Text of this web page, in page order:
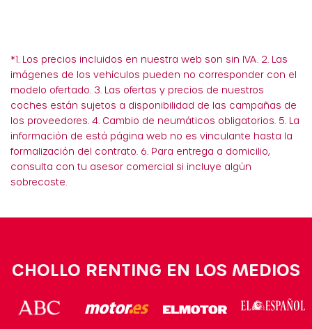
*1. Los precios incluidos en nuestra web son sin IVA. 2. Las
imágenes de los vehículos pueden no corresponder con el
modelo ofertado. 3. Las ofertas y precios de nuestros
coches están sujetos a disponibilidad de las campañas de
los proveedores. 4. Cambio de neumáticos obligatorios. 5. La
información de está página web no es vinculante hasta la
formalización del contrato. 6. Para entrega a domicilio,
consulta con tu asesor comercial si incluye algún
sobrecoste.
CHOLLO RENTING EN LOS MEDIOS